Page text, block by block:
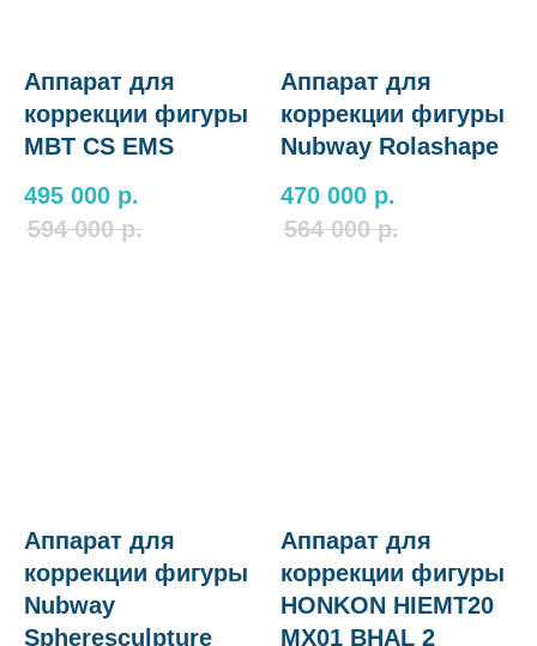
Аппарат для
коррекции фигуры
MBT CS EMS
495 000 р.
594 000 р.
Аппарат для
коррекции фигуры
Nubway Rolashape
470 000 р.
564 000 р.
Аппарат для
коррекции фигуры
Nubway
Spheresculpture
Аппарат для
коррекции фигуры
HONKON HIEMT20
MX01 BHAL 2